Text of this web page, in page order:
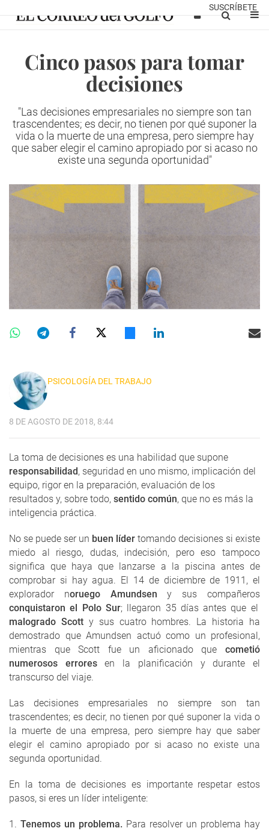
SUSCRÍBETE
Cinco pasos para tomar
decisiones
"Las decisiones empresariales no siempre son tan
trascendentes; es decir, no tienen por qué suponer la
vida o la muerte de una empresa, pero siempre hay
que saber elegir el camino apropiado por si acaso no
existe una segunda oportunidad"
PSICOLOGÍA DEL TRABAJO
8 DE AGOSTO DE 2018, 8:44
La toma de decisiones es una habilidad que supone
responsabilidad, seguridad en uno mismo, implicación del
equipo, rigor en la preparación, evaluación de los
resultados y, sobre todo, sentido común, que no es más la
inteligencia práctica.
No se puede ser un buen líder tomando decisiones si existe
miedo al riesgo, dudas, indecisión, pero eso tampoco
significa que haya que lanzarse a la piscina antes de
comprobar si hay agua. El 14 de diciembre de 1911, el
explorador noruego Amundsen y sus compañeros
conquistaron el Polo Sur; llegaron 35 días antes que el
malogrado Scotty sus cuatro hombres. La historia ha
demostrado que Amundsen actuó como un profesional,
mientras que Scott fue un aficionado que cometió
numerosos erroresen la planificación y durante el
transcurso del viaje.
Las decisiones empresariales no siempre son tan
trascendentes; es decir, no tienen por qué suponer la vida o
la muerte de una empresa, pero siempre hay que saber
elegir el camino apropiado por si acaso no existe una
segunda oportunidad.
En la toma de decisiones es importante respetar estos
pasos, si eres un líder inteligente:
1. Tenemos un problema. Para resolver un problema hay